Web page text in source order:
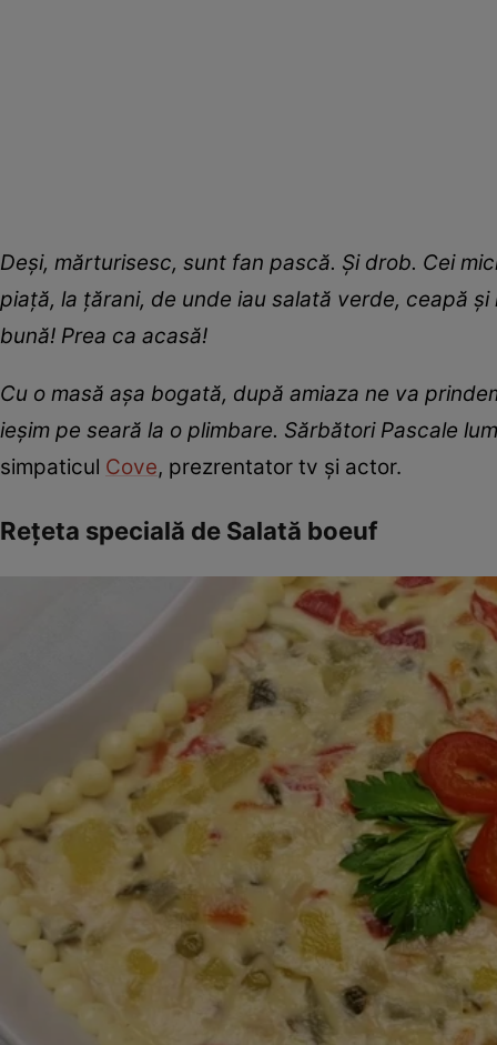
Deși, mărturisesc, sunt fan pască. Și drob. Cei
piață, la țărani, de unde iau salată verde, ceapă
bună! Prea ca acasă!
Cu o masă așa bogată, după amiaza ne va
ieșim pe seară la o plimbare. Sărbători Pascale
simpaticul Cove, prezrentator tv și actor.
Rețeta specială de Salată boeuf